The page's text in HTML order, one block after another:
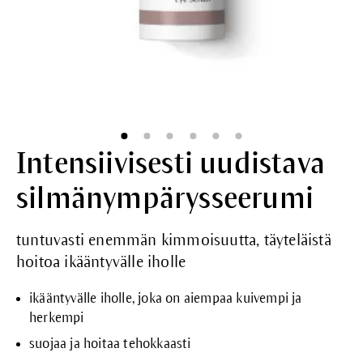
Intensiivisesti uudistava
silmänympärysseerumi
tuntuvasti enemmän kimmoisuutta, täyteläistä
hoitoa ikääntyvälle iholle
ikääntyvälle iholle, joka on aiempaa kuivempi ja
herkempi
suojaa ja hoitaa tehokkaasti